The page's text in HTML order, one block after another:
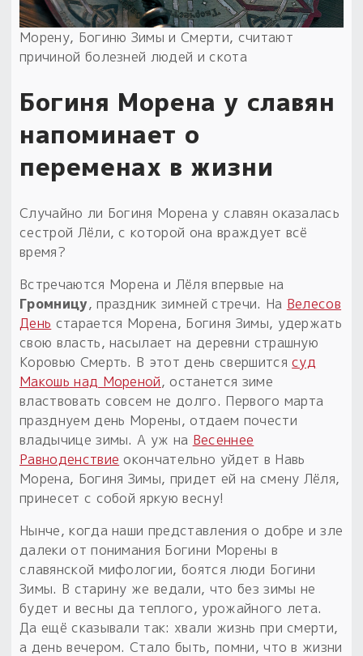
Морену, Богиню Зимы и Смерти, считают
причиной болезней людей и скота
Богиня Морена у славян
напоминает о
переменах в жизни
Случайно ли Богиня Морена у славян оказалась
сестрой Лёли, с которой она враждует всё
время?
Встречаются Морена и Лёля впервые на
Громницу, праздник зимней стречи. На Велесов
День старается Морена, Богиня Зимы, удержать
свою власть, насылает на деревни страшную
Коровью Смерть. В этот день свершитсясуд
Макошь над Мореной, останется зиме
властвовать совсем не долго. Первого марта
празднуем день Морены, отдаем почести
владычице зимы. А уж на Весеннее
Равноденствие окончательно уйдет в Навь
Морена, Богиня Зимы, придет ей на смену Лёля,
принесет с собой яркую весну!
Нынче, когда наши представления о добре и зле
далеки от понимания Богини Морены в
славянской мифологии, боятся люди Богини
Зимы. В старину же ведали, что без зимы не
будет и весны да теплого, урожайного лета.
Да ещё сказывали так: хвали жизнь при смерти,
а день вечером. Стало быть, помни, что в жизни